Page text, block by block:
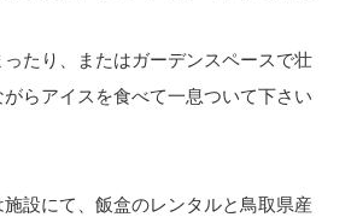
ったり、またはガーデンスペースで壮
らアイスを食べて一息ついて下さい
設にて、飯盒のレンタルと鳥取県産